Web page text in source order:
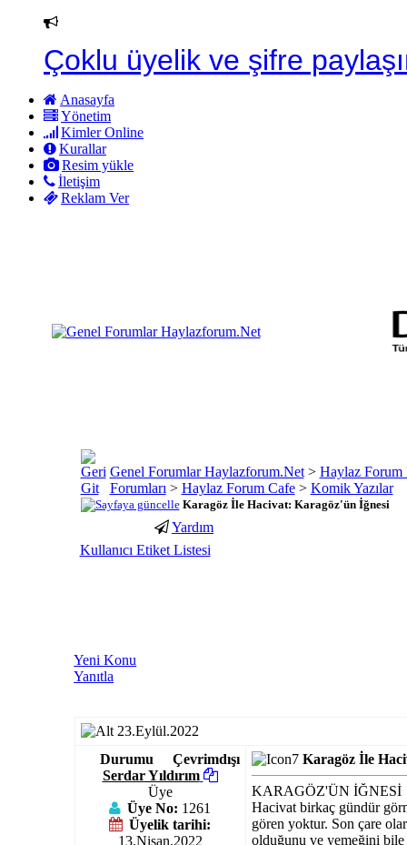
Çoklu üyelik ve şifre
Anasayfa
Yönetim
Kimler Online
Kurallar
Resim yükle
İletişim
Reklam Ver
Genel Forumlar Haylazforum.Net > Haylaz Forum
Forumları > Haylaz Forum Cafe > Komik Yazılar
Karagöz İle Hacivat: Karagöz'ün İğnesi
Yardım
porno
izle
youtube
abone
Kullanıcı Etiket Listesi
Yeni Konu
Yanıtla
23.Eylül.2022
Durumu
Çevrimdışı
Serdar Yıldırım
Üye
Üye No: 1261
Üyelik tarihi:
13.Nisan.2022
Karagöz İle
KARAGÖZ'ÜN İĞNESİ
Hacivat birkaç gündür
gören yoktur. Son çare
olduğunu ve yemeğini bile